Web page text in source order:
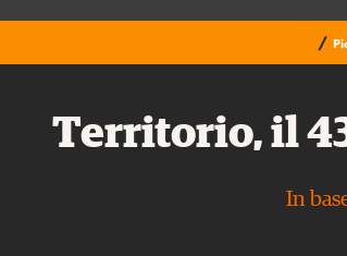
/
Territorio, il
In